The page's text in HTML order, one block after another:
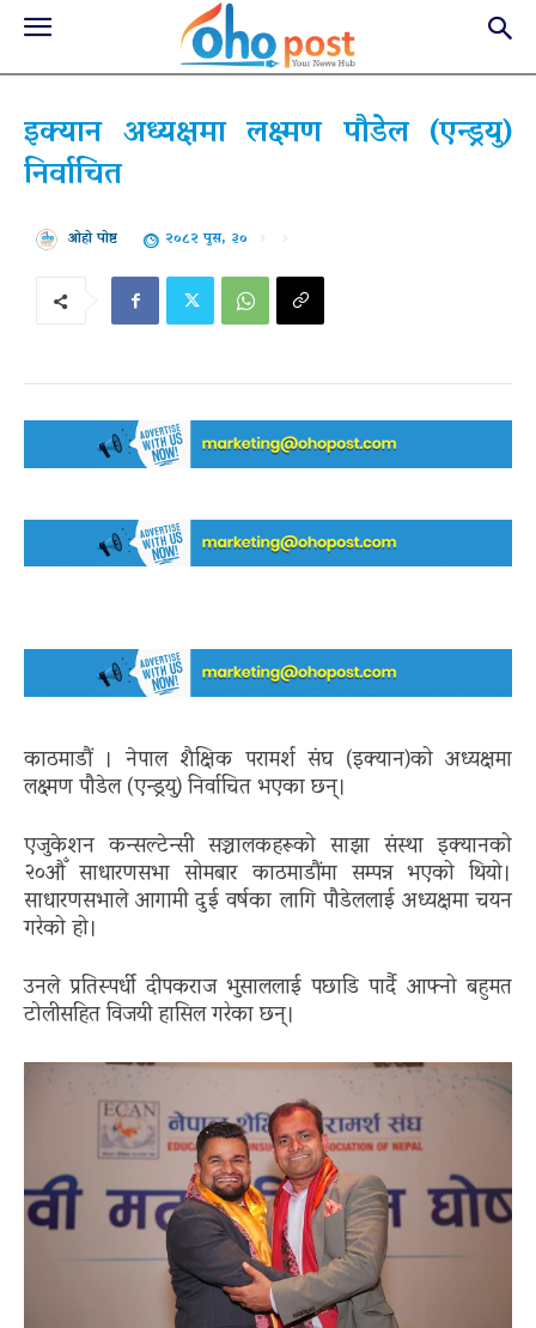
इक्यान अध्यक्षमा लक्ष्मण पौडेल (एन्ड्रयु)
निर्वाचित
ओहो पोष्ट २०८२ पुस, ३०
काठमाडौं । नेपाल शैक्षिक परामर्श संघ (इक्यान)को अध्यक्षमा
लक्ष्मण पौडेल (एन्ड्रयु) निर्वाचित भएका छन्।
एजुकेशन कन्सल्टेन्सी सञ्चालकहरूको साझा संस्था इक्यानको
२०औँ साधारणसभा सोमबार काठमाडौंमा सम्पन्न भएको थियो।
साधारणसभाले आगामी दुई वर्षका लागि पौडेललाई अध्यक्षमा चयन
गरेको हो।
उनले प्रतिस्पर्धी दीपकराज भुसाललाई पछाडि पार्दै आफ्नो बहुमत
टोलीसहित विजयी हासिल गरेका छन्।